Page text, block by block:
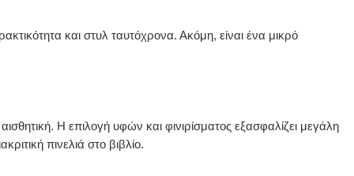
και στυλ ταυτόχρονα. Ακόμη, είναι ένα μικρό
Η επιλογή υφών και φινιρίσματος εξασφαλίζει μεγάλη
πινελιά στο βιβλίο.